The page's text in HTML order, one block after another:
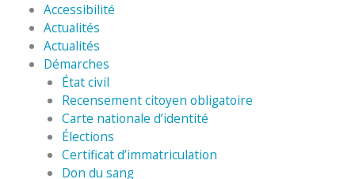
Accessibilité
Actualités
Actualités
Démarches
État civil
Recensement citoyen obligatoire
Carte nationale d’identité
Élections
Certificat d’immatriculation
Don du sang